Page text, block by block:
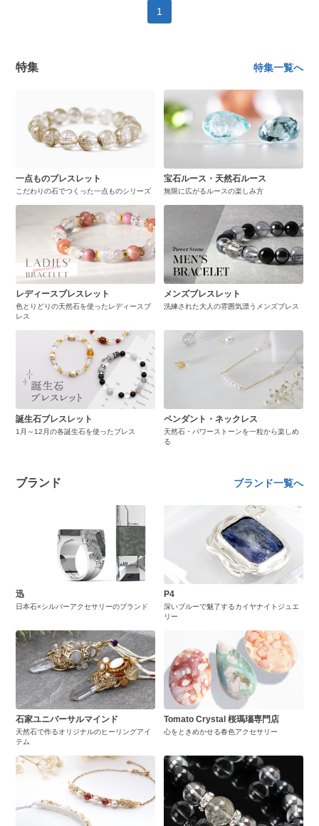
1
特集 特集一覧へ
一点ものブレスレット
こだわりの石でつくった一点ものシリーズ
宝石ルース・天然石ルース
無限に広がるルースの楽しみ方
レディースブレスレット
色とりどりの天然石を使ったレディースブ
レス
メンズブレスレット
洗練された大人の雰囲気漂うメンズブレス
誕生石ブレスレット
1月～12月の各誕生石を使ったブレス
ペンダント・ネックレス
天然石・パワーストーンを一粒から楽しめ
る
ブランド ブランド一覧へ
迅
日本石×シルバーアクセサリーのブランド
P4
深いブルーで魅了するカイヤナイトジュエ
リー
石家ユニバーサルマインド
天然石で作るオリジナルのヒーリングアイ
テム
Tomato Crystal 桜瑪瑙専門店
心をときめかせる春色アクセサリー